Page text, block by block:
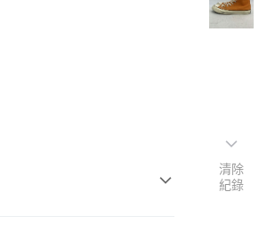
清除
紀錄